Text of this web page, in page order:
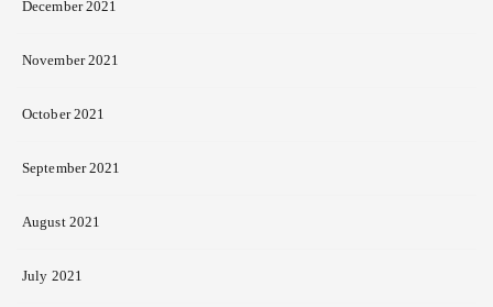
December 2021
November 2021
October 2021
September 2021
August 2021
July 2021